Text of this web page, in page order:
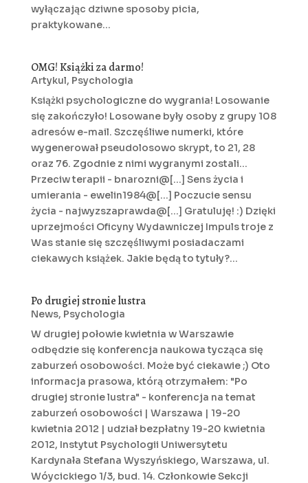
wyłączając dziwne sposoby picia,
praktykowane...
OMG! Książki za darmo!
Artykul, Psychologia
Książki psychologiczne do wygrania! Losowanie
się zakończyło! Losowane były osoby z grupy 108
adresów e-mail. Szczęśliwe numerki, które
wygenerował pseudolosowo skrypt, to 21, 28
oraz 76. Zgodnie z nimi wygranymi zostali...
Przeciw terapii - bnarozni@[...] Sens życia i
umierania - ewelin1984@[...] Poczucie sensu
życia - najwyzszaprawda@[...] Gratuluję! :) Dzięki
uprzejmości Oficyny Wydawniczej Impuls troje z
Was stanie się szczęśliwymi posiadaczami
ciekawych książek. Jakie będą to tytuły?...
Po drugiej stronie lustra
News, Psychologia
W drugiej połowie kwietnia w Warszawie
odbędzie się konferencja naukowa tycząca się
zaburzeń osobowości. Może być ciekawie ;) Oto
informacja prasowa, którą otrzymałem: "Po
drugiej stronie lustra" - konferencja na temat
zaburzeń osobowości | Warszawa | 19-20
kwietnia 2012 | udział bezpłatny 19-20 kwietnia
2012, Instytut Psychologii Uniwersytetu
Kardynała Stefana Wyszyńskiego, Warszawa, ul.
Wóycickiego 1/3, bud. 14. Członkowie Sekcji